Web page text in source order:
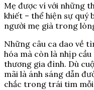
Mẹ được ví với những
khiết – thể hiện sự quý
người mẹ già trong
Những câu ca dao về
hóa mà còn là nhịp
thương gia đình. Dù
mãi là ánh sáng dẫn
chắc trong trái tim